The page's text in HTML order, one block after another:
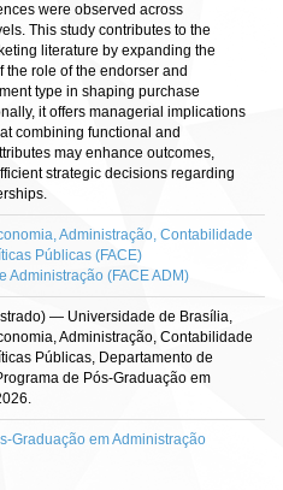
were observed across
This study contributes to the
literature by expanding the
the role of the endorser and
type in shaping purchase
it offers managerial implications
combining functional and
may enhance outcomes,
strategic decisions regarding
Administração, Contabilidade
Públicas (FACE)
Administração (FACE ADM)
— Universidade de Brasília,
Administração, Contabilidade
Públicas, Departamento de
de Pós-Graduação em
Graduação em Administração